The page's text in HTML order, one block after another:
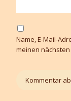
Name, E-Mail-
meinen